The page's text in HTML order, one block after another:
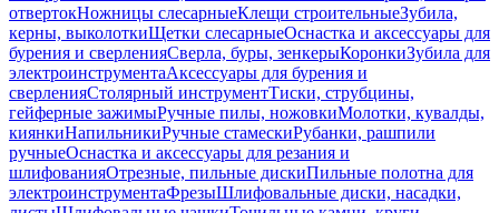
отвертокНожницы слесарныеКлещи строительныеЗубила,
керны, выколоткиЩетки слесарныеОснастка и аксессуары для
бурения и сверленияСверла, буры, зенкерыКоронкиЗубила для
электроинструментаАксессуары для бурения и
сверленияСтолярный инструментТиски, струбцины,
гейферные зажимыРучные пилы, ножовкиМолотки, кувалды,
киянкиНапильникиРучные стамескиРубанки, рашпили
ручныеОснастка и аксессуары для резания и
шлифованияОтрезные, пильные дискиПильные полотна для
электроинструментаФрезыШлифовальные диски, насадки,